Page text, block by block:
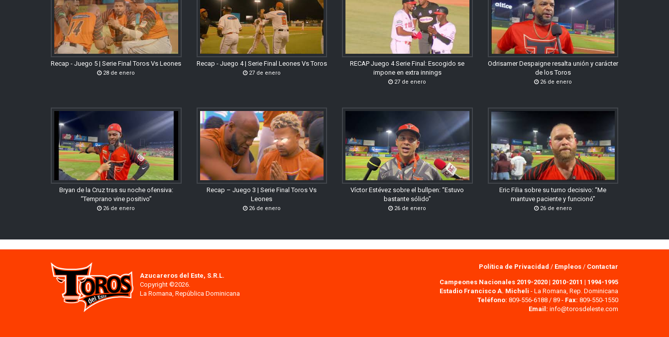
Recap - Juego 5 | Serie Final Toros Vs Leones
28 de enero
Recap - Juego 4 | Serie Final Leones Vs Toros
27 de enero
RECAP Juego 4 Serie Final: Escogido se
impone en extra innings
27 de enero
Odrisamer Despaigne resalta unión y carácter
de los Toros
26 de enero
Bryan de la Cruz tras su noche ofensiva:
“Temprano vine positivo”
26 de enero
Recap – Juego 3 | Serie Final Toros Vs
Leones
26 de enero
Víctor Estévez sobre el bullpen: “Estuvo
bastante sólido”
26 de enero
Eric Filia sobre su turno decisivo: “Me
mantuve paciente y funcionó”
26 de enero
Azucareros del Este, S.R.L.
Copyright ©2026.
La Romana, República Dominicana
Política de Privacidad / Empleos / Contactar
Campeones Nacionales 2019-2020 | 2010-2011 | 1994-1995
Estadio Francisco A. Micheli - La Romana, Rep. Dominicana
Teléfono: 809-556-6188 / 89 - Fax: 809-550-1550
Email: info@torosdeleste.com